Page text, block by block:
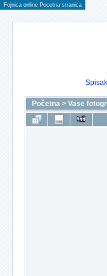
Fojnica online Pocetna stranica
Početna > Vase